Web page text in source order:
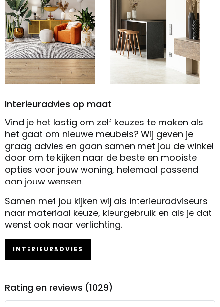
Interieuradvies op maat
Vind je het lastig om zelf keuzes te maken als
het gaat om nieuwe meubels? Wij geven je
graag advies en gaan samen met jou de winkel
door om te kijken naar de beste en mooiste
opties voor jouw woning, helemaal passend
aan jouw wensen.
Samen met jou kijken wij als interieuradviseurs
naar materiaal keuze, kleurgebruik en als je dat
wenst ook naar verlichting.
INTERIEURADVIES
Rating en reviews (1029)